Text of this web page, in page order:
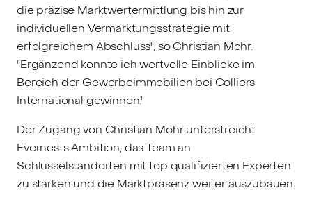
die präzise Marktwertermittlung bis hin zur
individuellen Vermarktungsstrategie mit
erfolgreichem Abschluss", so Christian Mohr.
"Ergänzend konnte ich wertvolle Einblicke im
Bereich der Gewerbeimmobilien bei Colliers
International gewinnen."
Der Zugang von Christian Mohr unterstreicht
Evernests Ambition, das Team an
Schlüsselstandorten mit top qualifizierten Experten
zu stärken und die Marktpräsenz weiter auszubauen.